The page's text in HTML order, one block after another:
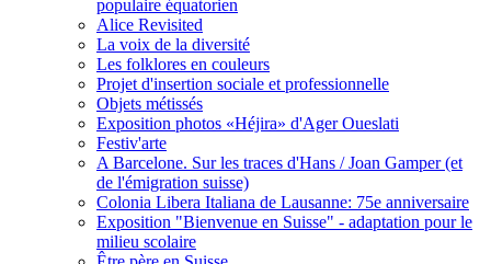
populaire équatorien
Alice Revisited
La voix de la diversité
Les folklores en couleurs
Projet d'insertion sociale et professionnelle
Objets métissés
Exposition photos «Héjira» d'Ager Oueslati
Festiv'arte
A Barcelone. Sur les traces d'Hans / Joan Gamper (et
de l'émigration suisse)
Colonia Libera Italiana de Lausanne: 75e anniversaire
Exposition "Bienvenue en Suisse" - adaptation pour le
milieu scolaire